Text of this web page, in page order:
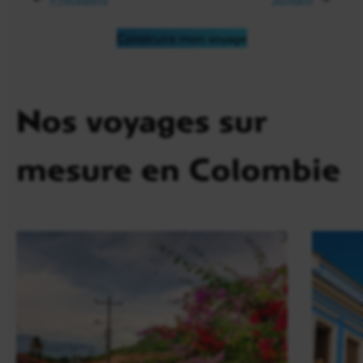
Construire mon voyage
Nos voyages sur
mesure en Colombie